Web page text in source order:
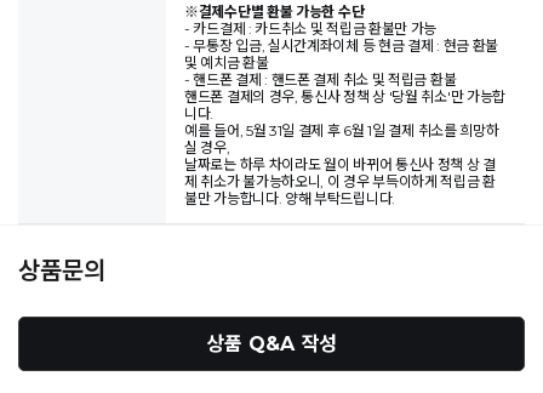
※결제수단별 환불 가능한 수단
- 카드결제 : 카드취소 및 적립금 환불만 가능
- 무통장 입금, 실시간계좌이체 등 현금 결제 : 현금 환불
및 예치금 환불
- 핸드폰 결제 : 핸드폰 결제 취소 및 적립금 환불
핸드폰 결제의 경우, 통신사 정책 상 '당월 취소'만 가능합
니다.
예를 들어, 5월 31일 결제 후 6월 1일 결제 취소를 희망하
실 경우,
날짜로는 하루 차이라도 월이 바뀌어 통신사 정책 상 결
제 취소가 불가능하오니, 이 경우 부득이하게 적립금 환
불만 가능합니다. 양해 부탁드립니다.
상품문의
상품 Q&A 작성